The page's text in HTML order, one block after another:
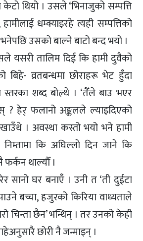
थियो । उसले ‘भिनाजुको सम्पत्ति
धम्क्याइरहे त्यही सम्पत्तिको
उसको बाल्ने बाटो बन्द भयो ।
यसरी तालिम दिई कि हामी दुवैको
बिहे- व्रतबन्धमा छोराहरू भेट हुँदा
शब्द बोल्थे । ‘तैँले बाउ भएर
? हेर् फलानो अङ्कलले ल्याइदिएको
। अवस्था कस्तो भयो भने हामी
कि अघिल्लो दिन जाने कि
थाल्यौँ ।
सानो घर बनाएँ । उनी त ‘ती दुईटा
बच्चा, हजुरको किरिया वाध्यताले
चिन्ता छैन’ भन्थिन् । तर उनको केही
छोरी नै जन्माइन् ।